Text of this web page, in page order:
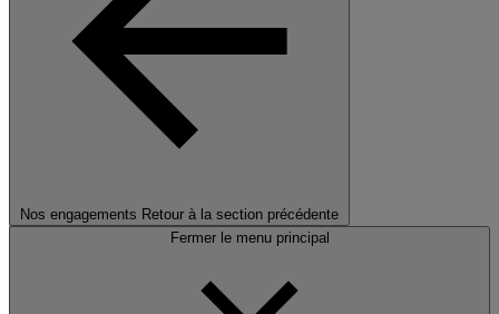
Nos engagements Retour à la section précédente
Fermer le menu principal